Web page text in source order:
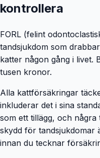
kontrollera
FORL (felint
tandsjukdom som
katter någon gång i livet.
tusen kronor.
Alla kattförsäkringar
inkluderar det i sina
som ett tillägg, och några
skydd för tandsjukdomar
innan du tecknar